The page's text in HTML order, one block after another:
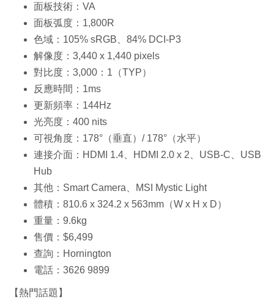
面板技術：VA
面板弧度：1,800R
色域：105% sRGB、84% DCI-P3
解像度：3,440 x 1,440 pixels
對比度：3,000：1（TYP）
反應時間：1ms
更新頻率：144Hz
光亮度：400 nits
可視角度：178°（垂直）/ 178°（水平）
連接介面：HDMI 1.4、HDMI 2.0 x 2、USB-C、USB
Hub
其他：Smart Camera、MSI Mystic Light
體積：810.6 x 324.2 x 563mm（W x H x D）
重量：9.6kg
售價：$6,499
查詢：Hornington
電話：3626 9899
【熱門話題】